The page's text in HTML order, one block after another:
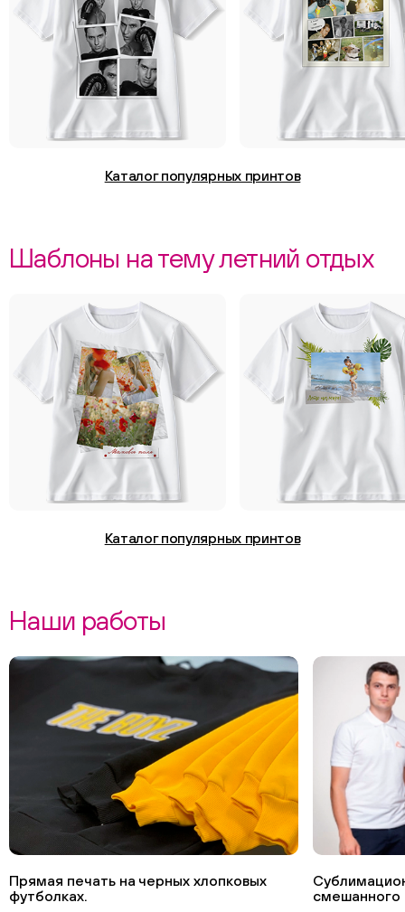
Каталог популярных принтов
Шаблоны на тему летний отдых
Каталог популярных принтов
Наши работы
Прямая печать на черных хлопковых
футболках.
смешанного